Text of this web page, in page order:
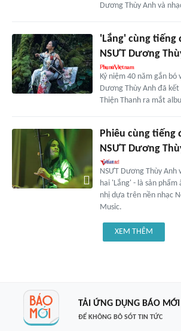
Dương Thùy Anh và
'Lắng' cùng tiếng
NSƯT Dương
Kỷ niệm 40 năm gắn bó
Dương Thùy Anh đã kết
Thiện Thanh ra mắt
Phiêu cùng tiếng
NSƯT Dương
NSƯT Dương Thùy
hai 'Lắng' - là sản
nhị dựa trên nền nhạc
Music.
XEM THÊM
TẢI ỨNG DỤNG BÁO MỚI
ĐỂ KHÔNG BỎ SÓT TIN TỨC